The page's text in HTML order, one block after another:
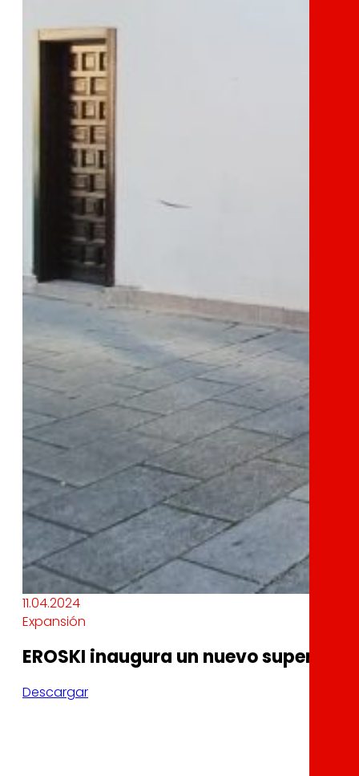
11.04.2024
Expansión
EROSKI inaugura un nuevo
Descargar